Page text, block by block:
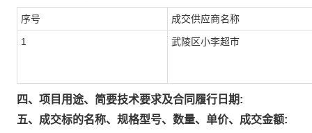
序号 成交供应商名称
1 武陵区小李超市
四、项目用途、简要技术要求及合同履行日期:
五、成交标的名称、规格型号、数量、单价、成交金额: